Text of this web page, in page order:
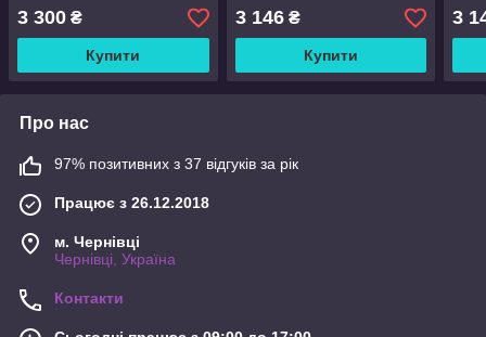
3 300 ₴
Купити
3 146₴
Купити
3
Про нас
97% позитивних з 37 відгуків за рік
Працює з 26.12.2018
м. Чернівці
Чернівці, Україна
Контакти